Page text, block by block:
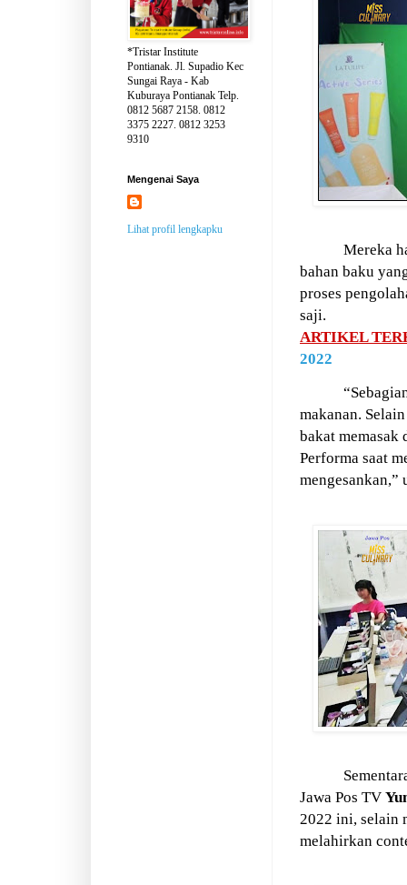
Mereka
bahan baku
proses
saji.
ARTIKEL
2022
makanan.
bakat memasak
Performa saat
mengesankan,”
Jawa Pos TV
2022 ini, selain
melahirkan
*Tristar Institute
Pontianak. Jl. Supadio Kec
Sungai Raya - Kab
Kuburaya Pontianak Telp.
0812 5687 2158. 0812
3375 2227. 0812 3253
9310
Mengenai Saya
Lihat profil lengkapku